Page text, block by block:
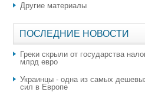
Другие материалы
ПОСЛЕДНИЕ НОВОСТИ
Греки скрыли от государства
млрд евро
Украинцы - одна из самых
сил в Европе